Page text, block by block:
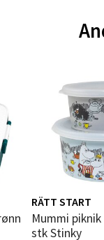
RÄTT START
Mummi piknik snackboks 2
stk Stinky
- Thon
1, 8514 Narvik
10-20